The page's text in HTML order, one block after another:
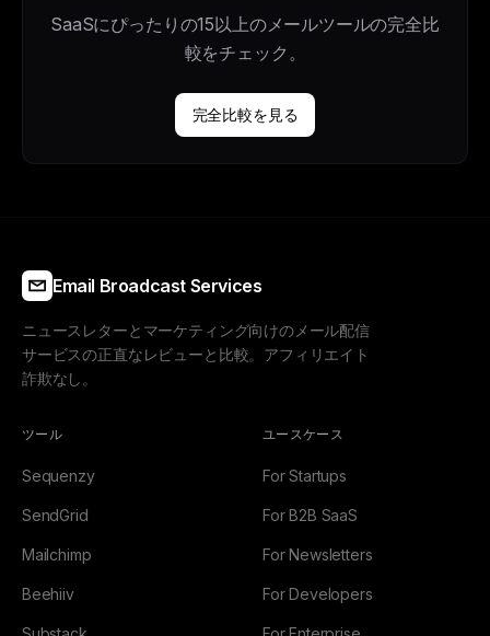
SaaSにぴったりの15以上のメールツールの完全比
較をチェック。
完全比較を見る
Email Broadcast Services
ニュースレターとマーケティング向けのメール配信
サービスの正直なレビューと比較。アフィリエイト
詐欺なし。
ツール
Sequenzy
SendGrid
Mailchimp
Beehiiv
ユースケース
For Startups
For B2B SaaS
For Newsletters
For Developers